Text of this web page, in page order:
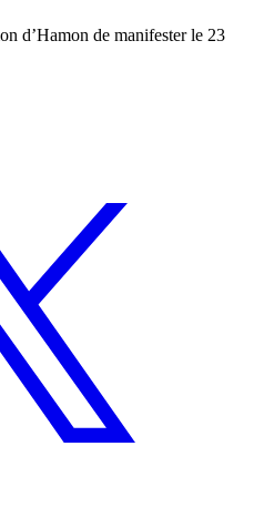
d’Hamon de manifester le 23